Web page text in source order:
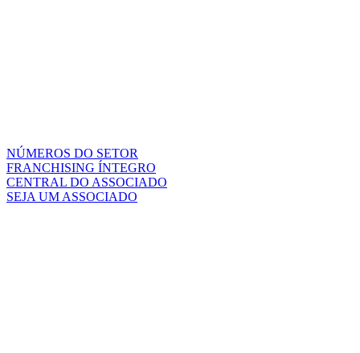
NÚMEROS DO SETOR
FRANCHISING ÍNTEGRO
CENTRAL DO ASSOCIADO
SEJA UM ASSOCIADO